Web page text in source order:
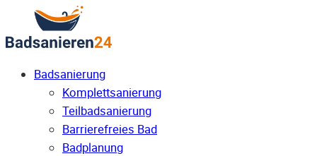
Badsanierung
Komplettsanierung
Teilbadsanierung
Barrierefreies Bad
Badplanung